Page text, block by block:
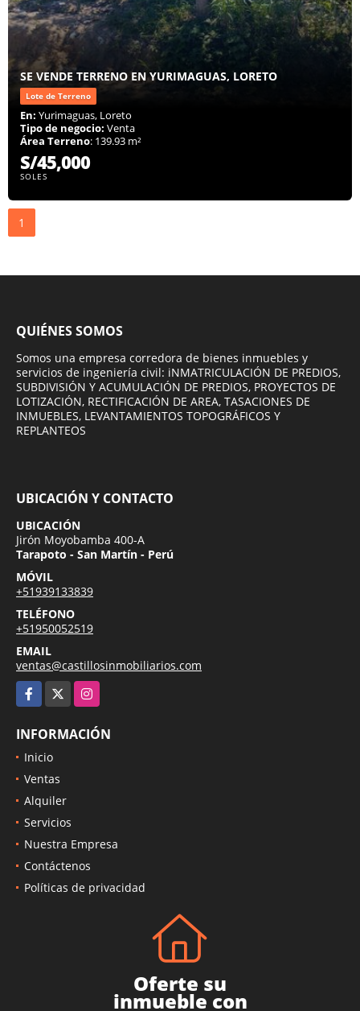
SE VENDE TERRENO EN YURIMAGUAS, LORETO
Lote de Terreno
En: Yurimaguas, Loreto
Tipo de negocio: Venta
Área Terreno: 139.93 m²
S/45,000
SOLES
1
QUIÉNES SOMOS
Somos una empresa corredora de bienes inmuebles y
servicios de ingeniería civil: iNMATRICULACIÓN DE PREDIOS,
SUBDIVISIÓN Y ACUMULACIÓN DE PREDIOS, PROYECTOS DE
LOTIZACIÓN, RECTIFICACIÓN DE AREA, TASACIONES DE
INMUEBLES, LEVANTAMIENTOS TOPOGRÁFICOS Y
REPLANTEOS
UBICACIÓN Y CONTACTO
UBICACIÓN
Jirón Moyobamba 400-A
Tarapoto - San Martín - Perú
MÓVIL
+51939133839
TELÉFONO
+51950052519
EMAIL
ventas@castillosinmobiliarios.com
Facebook
Instagram
INFORMACIÓN
Inicio
Ventas
Alquiler
Servicios
Nuestra Empresa
Contáctenos
Políticas de privacidad
Oferte su
inmueble con